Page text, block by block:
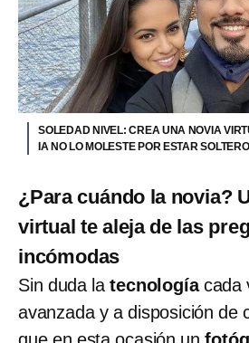
SOLEDAD NIVEL: CREA UNA NOVIA
IA NO LO MOLESTE POR ESTAR
¿Para cuándo la novia?
virtual te aleja de las
incómodas
Sin duda latecnologíacada
avanzada y a disposición de